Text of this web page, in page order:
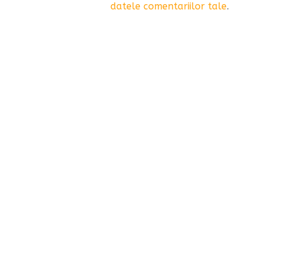
datele comentariilor tale.